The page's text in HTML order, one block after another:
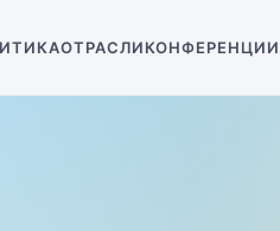
ОТРАСЛИКОНФЕРЕНЦИИ